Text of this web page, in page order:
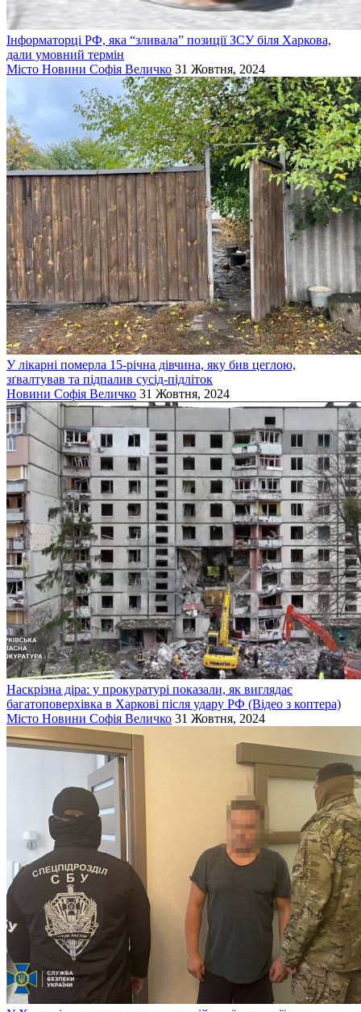
Інформаторці РФ, яка “зливала” позиції ЗСУ біля Харкова,
дали умовний термін
Місто Новини Софія Величко 31 Жовтня, 2024
У лікарні померла 15-річна дівчина, яку бив цеглою,
зґвалтував та підпалив сусід-підліток
Новини Софія Величко 31 Жовтня, 2024
Наскрізна діра: у прокуратурі показали, як виглядає
багатоповерхівка в Харкові після удару РФ (Відео з коптера)
Місто Новини Софія Величко 31 Жовтня, 2024